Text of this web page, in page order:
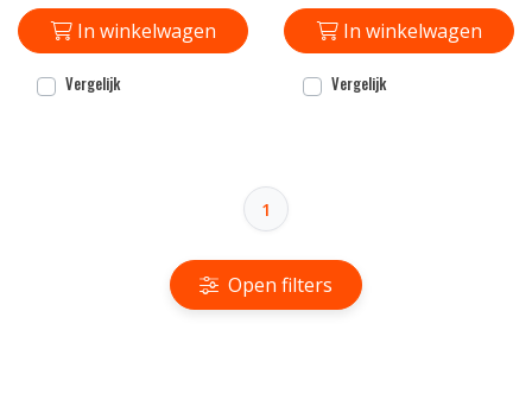
In winkelwagen
Vergelijk
In winkelwagen
Vergelijk
1
Open filters